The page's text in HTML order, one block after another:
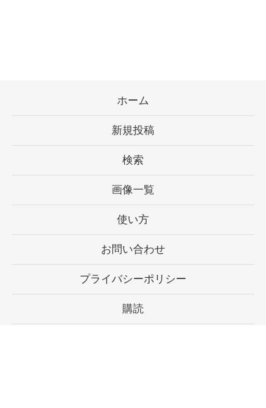
ホーム
新規投稿
検索
画像一覧
使い方
お問い合わせ
プライバシーポリシー
購読